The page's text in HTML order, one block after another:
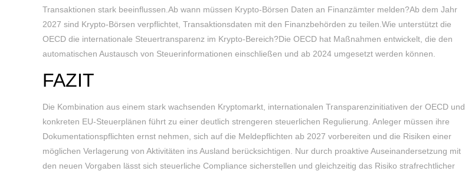
Transaktionen stark beeinflussen.Ab wann müssen Krypto-Börsen Daten an Finanzämter melden?Ab dem Jahr
2027 sind Krypto-Börsen verpflichtet, Transaktionsdaten mit den Finanzbehörden zu teilen.Wie unterstützt die
OECD die internationale Steuertransparenz im Krypto-Bereich?Die OECD hat Maßnahmen entwickelt, die den
automatischen Austausch von Steuerinformationen einschließen und ab 2024 umgesetzt werden können.
FAZIT
Die Kombination aus einem stark wachsenden Kryptomarkt, internationalen Transparenzinitiativen der OECD und
konkreten EU-Steuerplänen führt zu einer deutlich strengeren steuerlichen Regulierung. Anleger müssen ihre
Dokumentationspflichten ernst nehmen, sich auf die Meldepflichten ab 2027 vorbereiten und die Risiken einer
möglichen Verlagerung von Aktivitäten ins Ausland berücksichtigen. Nur durch proaktive Auseinandersetzung mit
den neuen Vorgaben lässt sich steuerliche Compliance sicherstellen und gleichzeitig das Risiko strafrechtlicher